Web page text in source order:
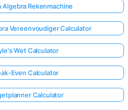
Algebra Rekenmachine
Vereenvoudiger Calculator
Wet Calculator
Even Calculator
Calculator